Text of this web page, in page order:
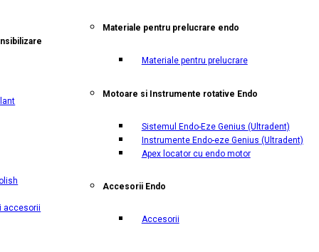
accesorii
Materiale pentru prelucrare endo
Materiale pentru prelucrare
Motoare si Instrumente rotative Endo
Sistemul Endo-Eze Genius (Ultradent)
Instrumente Endo-eze Genius (Ultradent)
Apex locator cu endo motor
Accesorii Endo
Accesorii